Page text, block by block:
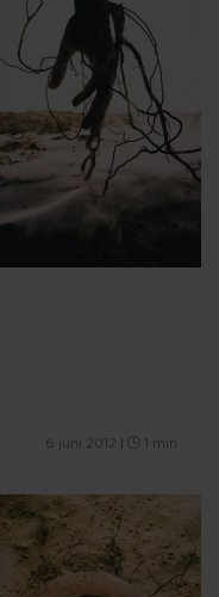
6 juni 2012 1 min